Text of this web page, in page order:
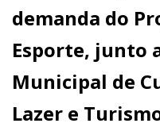
demanda do
Esporte, junto
Municipal de
Lazer e